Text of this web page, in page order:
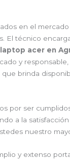
en el
El técnico
acer en
y
brinda
por ser
a la
nuestro
y extenso